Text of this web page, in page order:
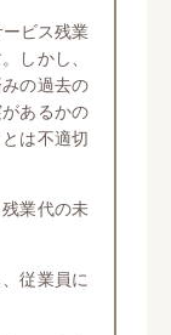
ビス残業
しかし、
の過去の
あるかの
は不適切
業代の未
従業員に